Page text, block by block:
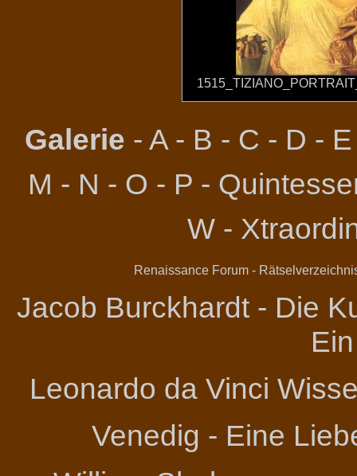
Galerie -A- B - C - D - E
M - N - O - P -
W -
Renaissance Forum -
Jacob Burckhardt - Die
Leonardo da Vinci
Venedig - Eine